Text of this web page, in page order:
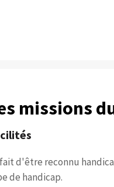
missions
d'être reconnu
de handicap.